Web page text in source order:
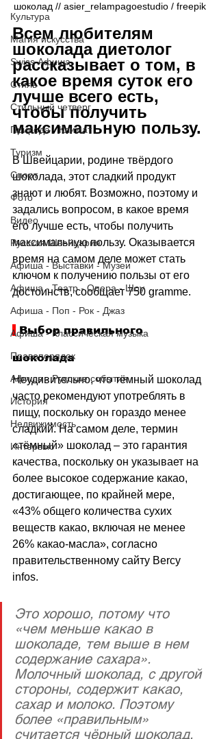
Культура
Магия искусства
Swiss Афиша
Стиль
Стильный четверг
Природа - Климат
Туризм
Спорт
Фото
Видео
Русская Швейцария
Афиша - Выставки - Музеи
Афиша - Театр - Опера - Шоу
Афиша - Поп - Рок - Джаз
Афиша - Классическая музыка
Правопорядок
Афиша - Русские события
История
Недвижимость
Интервью
шоколад // asier_relampagoestudio / freepik
Всем любителям
шоколада диетолог
рассказывает о том, в
какое время суток его
лучше всего есть,
чтобы получить
максимальную пользу.
В Швейцарии, родине твёрдого
шоколада, этот сладкий продукт
знают и любят. Возможно, поэтому и
задались вопросом, в какое время
его лучше есть, чтобы получить
максимальную пользу. Оказывается
время на самом деле может стать
ключом к получению пользы от его
достоинств, сообщает 750 gramme.
Выбор правильного
шоколада
Неудивительно, что тёмный шоколад
часто рекомендуют употреблять в
пищу, поскольку он гораздо менее
сладкий. На самом деле, термин
«тёмный» шоколад – это гарантия
качества, поскольку он указывает на
более высокое содержание какао,
достигающее, по крайней мере,
«43% общего количества сухих
веществ какао, включая не менее
26% какао-масла», согласно
правительственному сайту Bercy
infos.
Это хорошо, потому что
«чем меньше какао в
шоколаде, тем выше в нем
содержание сахара».
Молочный шоколад, с другой
стороны, содержит какао,
сахар и молоко. Поэтому
более «правильным»
считается чёрный шоколад.